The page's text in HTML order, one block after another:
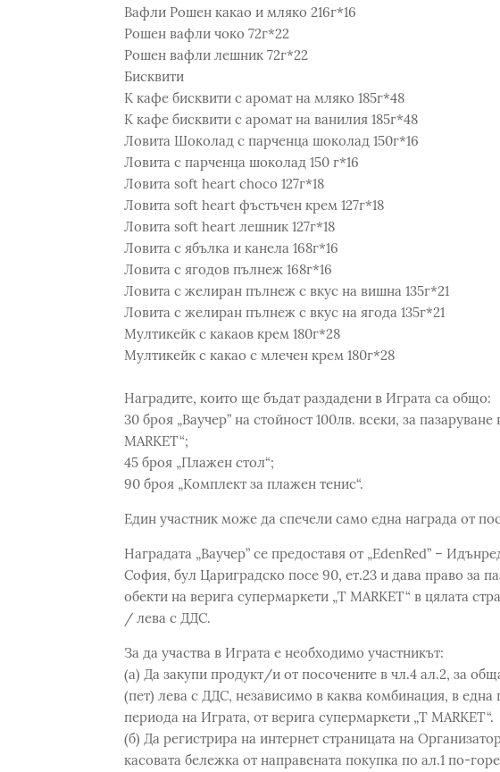
Вафли Рошен какао и мляко 216г*16
Рошен вафли чоко 72г*22
Рошен вафли лешник 72г*22
Бисквити
К кафе бисквити с аромат на мляко 185г*48
К кафе бисквити с аромат на ванилия 185г*48
Ловита Шоколад с парченца шоколад 150г*16
Ловита с парченца шоколад 150 г*16
Ловита soft heart choco 127г*18
Ловита soft heart фъстъчен крем 127г*18
Ловита soft heart лешник 127г*18
Ловита с ябълка и канела 168г*16
Ловита с ягодов пълнеж 168г*16
Ловита с желиран пълнеж с вкус на вишна 135г*21
Ловита с желиран пълнеж с вкус на ягода 135г*21
Мултикейк с какаов крем 180г*28
Мултикейк с какао с млечен крем 180г*28
Наградите, които ще бъдат раздадени в Играта са общо:
30 броя „Ваучер” на стойност 100лв. всеки, за
MARKET“;
45 броя „Плажен стол“;
90 броя „Комплект за плажен тенис“.
Един участник може да спечели само една награда от
Наградата „Ваучер” се предоставя от „EdenRed” –
София, бул Цариградско посе 90, ет.23 и дава право за
обекти на верига супермаркети „Т MARKET“ в цялата
/ лева с ДДС.
За да участва в Играта е необходимо участникът:
(а) Да закупи продукт/и от посочените в чл.4 ал.2, за
(пет) лева с ДДС, независимо в каква комбинация, в еднa
периода на Играта, от верига супермаркети „Т MARKET“.
(б) Да регистрира на интернет страницата на
касовата бележка от направената покупка по ал.1 по-